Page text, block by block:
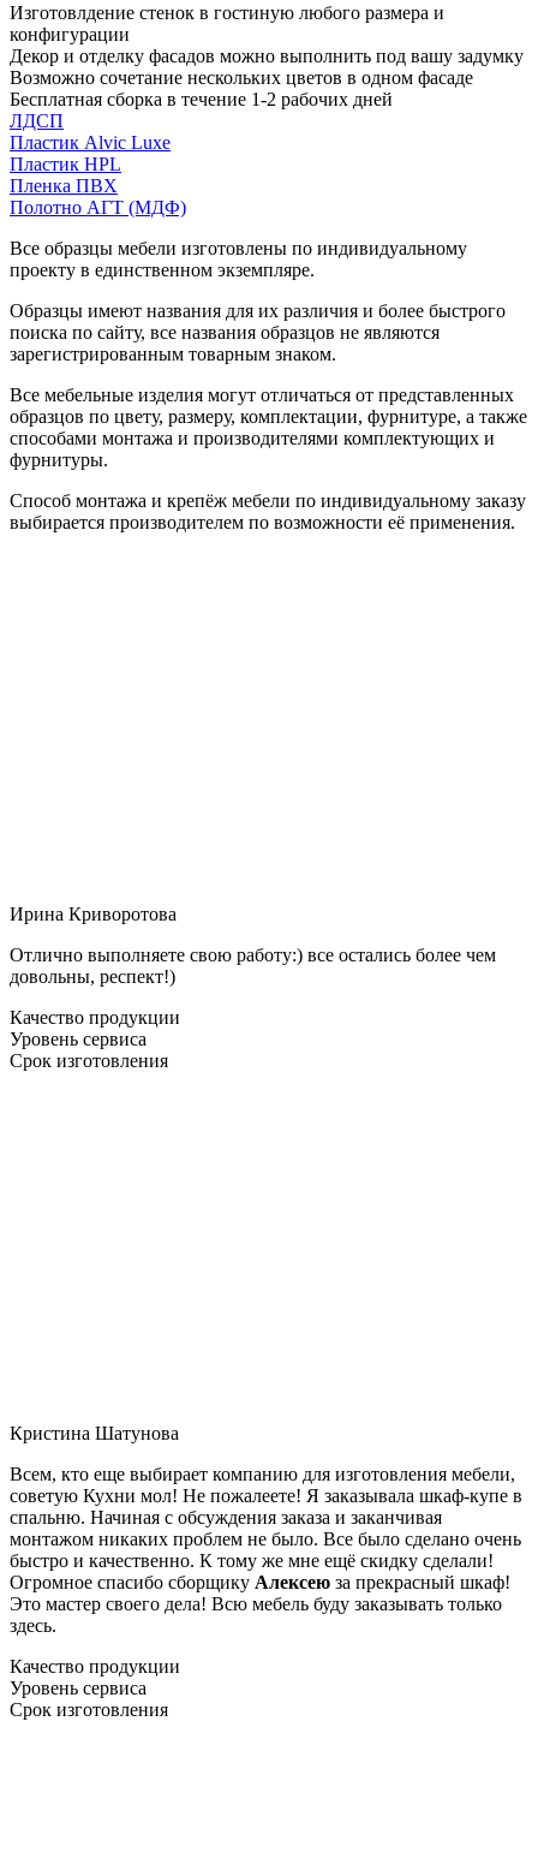
Изготовлдение стенок в гостиную любого размера и
конфигурации
Декор и отделку фасадов можно выполнить под вашу задумку
Возможно сочетание нескольких цветов в одном фасаде
Бесплатная сборка в течение 1-2 рабочих дней
ЛДСП
Пластик Alvic Luxe
Пластик HPL
Пленка ПВХ
Полотно АГТ (МДФ)
Все образцы мебели изготовлены по индивидуальному
проекту в единственном экземпляре.
Образцы имеют названия для их различия и более быстрого
поиска по сайту, все названия образцов не являются
зарегистрированным товарным знаком.
Все мебельные изделия могут отличаться от представленных
образцов по цвету, размеру, комплектации, фурнитуре, а также
способами монтажа и производителями комплектующих и
фурнитуры.
Способ монтажа и крепёж мебели по индивидуальному заказу
выбирается производителем по возможности её применения.
Ирина Криворотова
Отлично выполняете свою работу:) все остались более чем
довольны, респект!)
Качество продукции
Уровень сервиса
Срок изготовления
Кристина Шатунова
Всем, кто еще выбирает компанию для изготовления мебели,
советую Кухни мол! Не пожалеете! Я заказывала шкаф-купе в
спальню. Начиная с обсуждения заказа и заканчивая
монтажом никаких проблем не было. Все было сделано очень
быстро и качественно. К тому же мне ещё скидку сделали!
Огромное спасибо сборщику Алексею за прекрасный шкаф!
Это мастер своего дела! Всю мебель буду заказывать только
здесь.
Качество продукции
Уровень сервиса
Срок изготовления